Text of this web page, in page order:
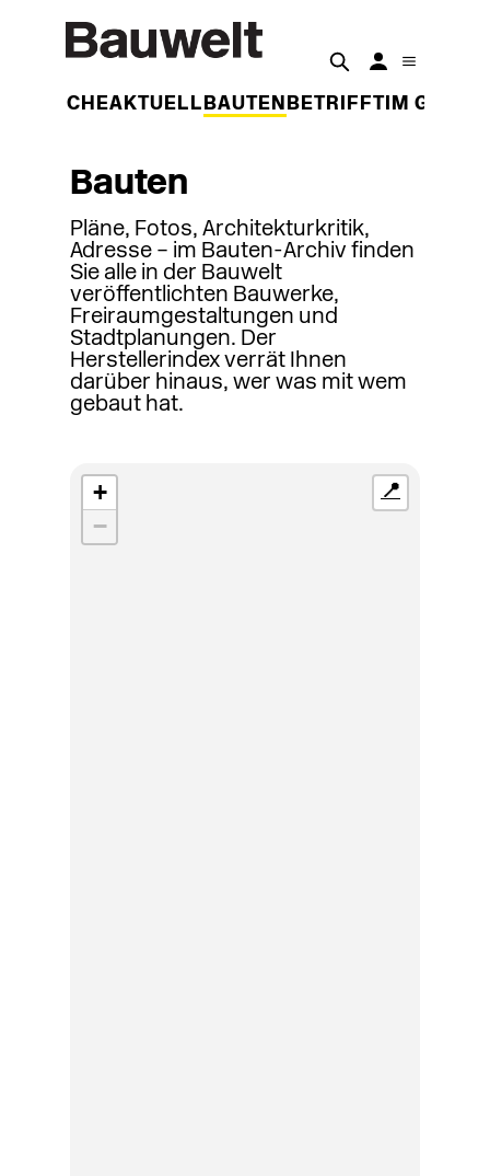
WOCHEAKTUELL BAUTEN BETRIFFT IM
Bauten
Pläne, Fotos, Architekturkritik,
Adresse – im Bauten-Archiv finden
Sie alle in der Bauwelt
veröffentlichten Bauwerke,
Freiraumgestaltungen und
Stadtplanungen. Der
Herstellerindex verrät Ihnen
darüber hinaus, wer was mit wem
gebaut hat.
+
−
📍